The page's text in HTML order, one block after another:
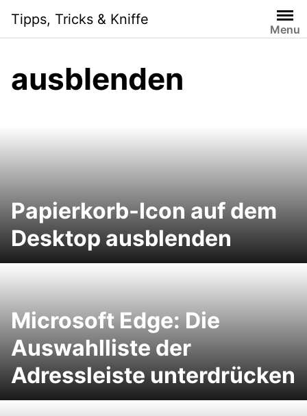
content
Tipps, Tricks & Kniffe
Menu
ausblenden
Papierkorb-Icon auf dem
Desktop ausblenden
Microsoft Edge: Die
Auswahlliste der
Adressleiste unterdrücken